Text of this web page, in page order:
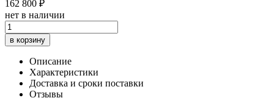
162 800 ₽
нет в наличии
в корзину
Описание
Характеристики
Доставка и сроки поставки
Отзывы